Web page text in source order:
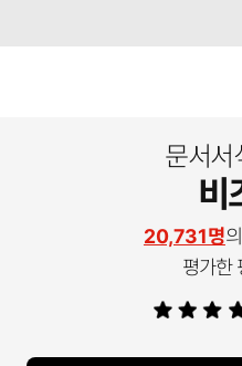
문서서
비
20,731명
평가한